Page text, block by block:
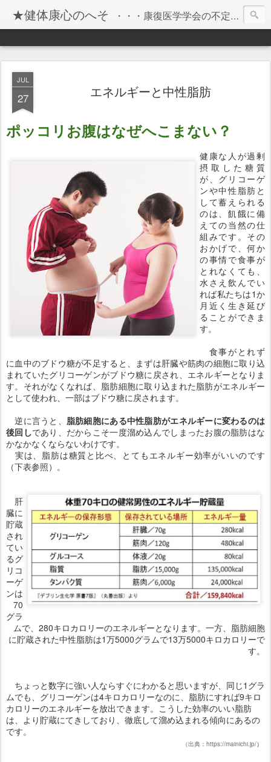
★健体康心のへそ ・・・康復医学学会の不定期ブログです・・・
JUL
27 エネルギーと中性脂肪
ポッコリお腹はなぜへこまない？
健康な人が過剰
摂取した糖質
が、グリコーゲ
ンや中性脂肪と
して蓄えられる
のは、飢餓に備
えての当然の仕
組みです。その
おかげで、何か
の事情で食事が
とれなくても、
水さえ飲んでい
れば私たちは1か
月近く生き延び
ることができま
す。
食事がとれず
に血中のブドウ糖が不足すると、まずは肝臓や筋肉の細胞に取り込
まれていたグリコーゲンがブドウ糖に戻され、エネルギーとなりま
す。それがなくなれば、脂肪細胞に取り込まれた脂肪がエネルギー
として使われ、一部はブドウ糖に戻されます。
逆に言うと、 脂肪細胞にある中性脂肪がエネルギーに変わるのは
後回しであり、だからこそ一度溜め込んでしまったお腹の脂肪はな
かなかなくならないわけです。
実は、脂肪は糖質と比べ、とてもエネルギー効率がいいのです
（下表参照）。
肝
臓に
貯蔵
され
てい
るグ
リコ
ーゲ
ンは
70
グラ
ムで、280キロカロリーのエネルギーとなります。一方、脂肪細胞
に貯蔵された中性脂肪は1万5000グラムで13万5000キロカロリーで
す。
ちょっと数字に強い人ならすぐにわかると思いますが、同じ1グラ
ムでも、グリコーゲンは4キロカロリーなのに、脂肪にすれば9キロ
カロリーのエネルギーを放出できます。こうした効率のいい脂肪
は、より貯蔵にてきしており、徹底して溜め込まれる傾向にあるの
です。
（出典：https://mainichi.jp/）